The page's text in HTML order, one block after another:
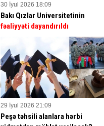
30 İyul 2026 18:09
Bakı Qızlar Universitetinin
fəaliyyəti dayandırıldı
29 İyul 2026 21:09
Peşə təhsili alanlara hərbi